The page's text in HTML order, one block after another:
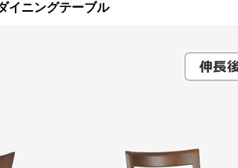
イニングテーブル